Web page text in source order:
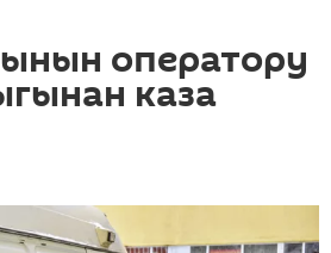
оператору
каза